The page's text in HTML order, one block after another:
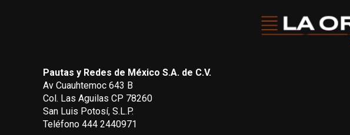
Pautas y Redes de México S.A. de C.V.
Av Cuauhtemoc 643 B
Col. Las Aguilas CP 78260
San Luis Potosí, S.L.P.
Teléfono 444 2440971